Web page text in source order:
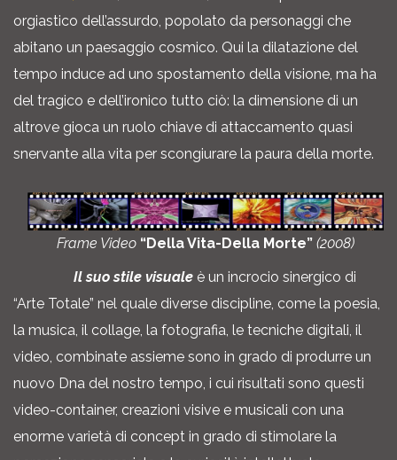
orgiastico dell’assurdo, popolato da personaggi che
abitano un paesaggio cosmico. Qui la dilatazione del
tempo induce ad uno spostamento della visione, ma ha
del tragico e dell’ironico tutto ciò: la dimensione di un
altrove gioca un ruolo chiave di attaccamento quasi
snervante alla vita per scongiurare la paura della morte.
Frame Video “Della Vita-Della Morte” (2008)
Il suo stile visuale è un incrocio sinergico di
“Arte Totale” nel quale diverse discipline, come la poesia,
la musica, il collage, la fotografia, le tecniche digitali, il
video, combinate assieme sono in grado di produrre un
nuovo Dna del nostro tempo, i cui risultati sono questi
video-container, creazioni visive e musicali con una
enorme varietà di concept in grado di stimolare la